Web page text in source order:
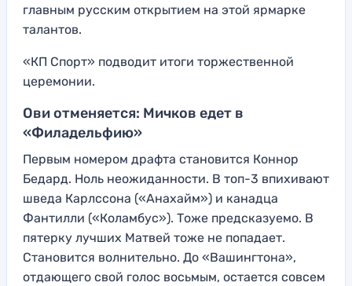
главным русским открытием на этой ярмарке
талантов.
«КП Спорт» подводит итоги торжественной
церемонии.
Ови отменяется: Мичков едет в
«Филадельфию»
Первым номером драфта становится Коннор
Бедард. Ноль неожиданности. В топ-3 впихивают
шведа Карлссона («Анахайм») и канадца
Фантилли («Коламбус»). Тоже предсказуемо. В
пятерку лучших Матвей тоже не попадает.
Становится волнительно. До «Вашингтона»,
отдающего свой голос восьмым, остается совсем